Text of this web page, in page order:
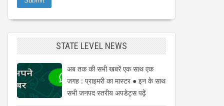
STATE LEVEL NEWS
अब तक की सभी खबरें एक साथ एक
जगह : प्राइमरी का मास्टर ● इन के साथ
सभी जनपद स्तरीय अपडेट्स पढ़ें